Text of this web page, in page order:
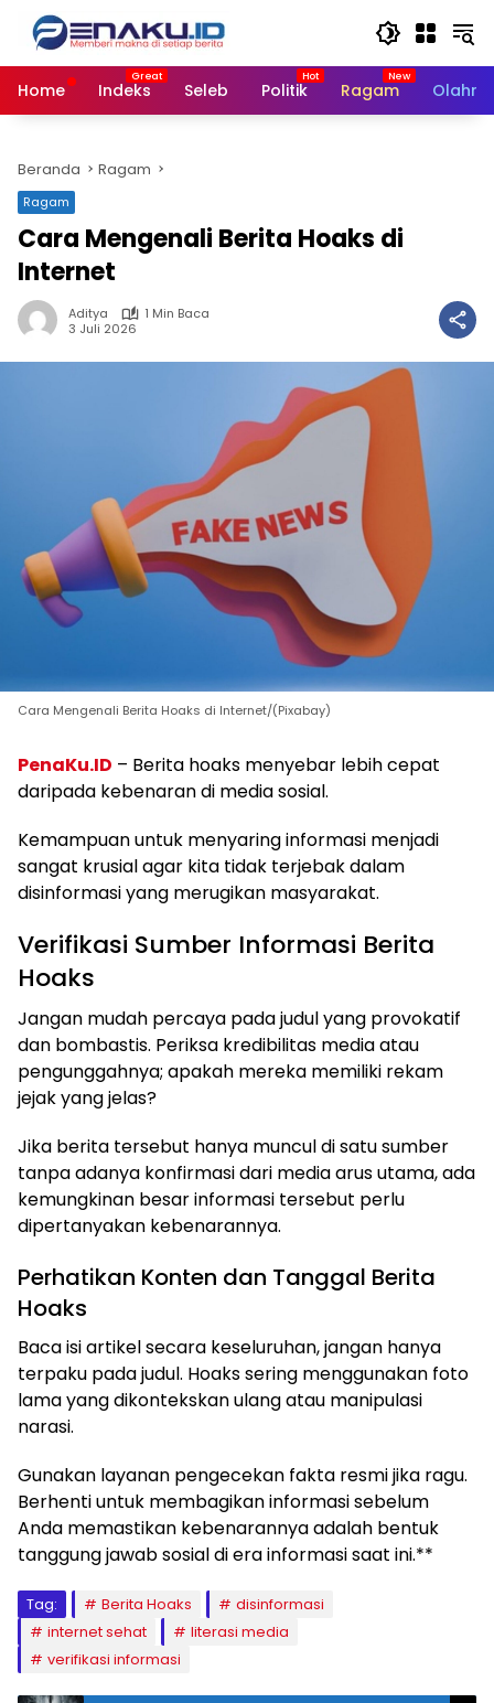
Langsung
konten
Home
Indeks Seleb Politik Ragam
Beranda Ragam
Ragam
Cara Mengenali Berita Hoaks di
Internet
Aditya
1 Min Baca
3 Juli 2026
Cara Mengenali Berita Hoaks di Internet/(Pixabay)
PenaKu.ID – Berita hoaks menyebar lebih cepat
daripada kebenaran di media sosial.
Kemampuan untuk menyaring informasi menjadi
sangat krusial agar kita tidak terjebak dalam
disinformasi yang merugikan masyarakat.
Verifikasi Sumber Informasi Berita
Hoaks
Jangan mudah percaya pada judul yang provokatif
dan bombastis. Periksa kredibilitas media atau
pengunggahnya; apakah mereka memiliki rekam
jejak yang jelas?
Jika berita tersebut hanya muncul di satu sumber
tanpa adanya konfirmasi dari media arus utama, ada
kemungkinan besar informasi tersebut perlu
dipertanyakan kebenarannya.
Perhatikan Konten dan Tanggal Berita
Hoaks
Baca isi artikel secara keseluruhan, jangan hanya
terpaku pada judul. Hoaks sering menggunakan foto
lama yang dikontekskan ulang atau manipulasi
narasi.
Gunakan layanan pengecekan fakta resmi jika ragu.
Berhenti untuk membagikan informasi sebelum
Anda memastikan kebenarannya adalah bentuk
tanggung jawab sosial di era informasi saat ini.**
Tag: Berita Hoaks
disinformasi
internet sehat
literasi media
verifikasi informasi